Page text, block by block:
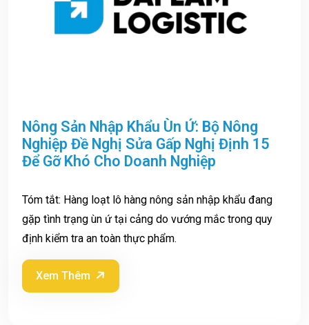
Nông Sản Nhập Khẩu Ùn Ứ: Bộ Nông
Nghiệp Đề Nghị Sửa Gấp Nghị Định 15
Để Gỡ Khó Cho Doanh Nghiệp
Tóm tắt: Hàng loạt lô hàng nông sản nhập khẩu đang
gặp tình trạng ùn ứ tại cảng do vướng mắc trong quy
định kiểm tra an toàn thực phẩm.
Xem Thêm